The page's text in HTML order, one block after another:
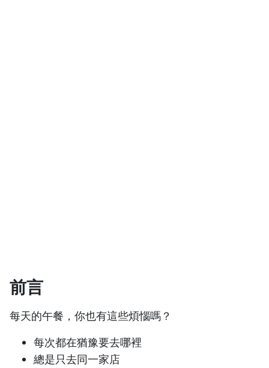
前言
每天的午餐，你也有這些煩惱嗎？
每次都在猶豫要去哪裡
總是只去同一家店